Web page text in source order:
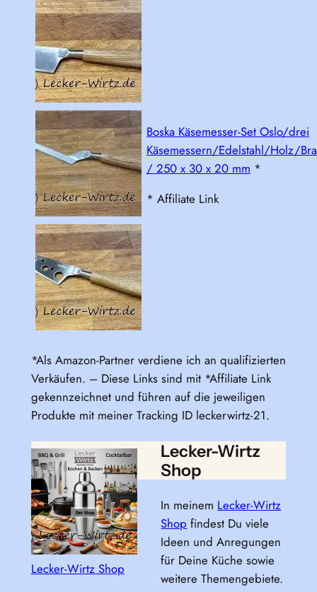
Boska Käsemesser-Set Oslo/drei
Käsemessern/Edelstahl/Holz/
/ 250 x 30 x 20 mm *
* Affiliate Link
*Als Amazon-Partner verdiene ich an qualifizierten
Verkäufen. – Diese Links sind mit *Affiliate Link
gekennzeichnet und führen auf die jeweiligen
Produkte mit meiner Tracking ID leckerwirtz-21.
Lecker-Wirtz Shop
Lecker-Wirtz
Shop
In meinem Lecker-Wirtz
Shop findest Du viele
Ideen und Anregungen
für Deine Küche sowie
weitere Themengebiete.